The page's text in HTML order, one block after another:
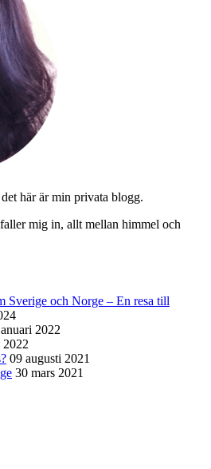
här är min privata blogg.
mig in, allt mellan himmel och
Sverige och Norge – En resa till
2022
2022
09 augusti 2021
30 mars 2021